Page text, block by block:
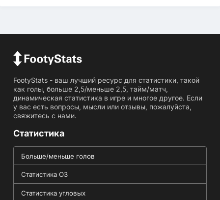
FootyStats - ваш лучший ресурс для статистики, такой
как голы, больше 2,5/меньше 2,5, тайм/матч,
динамическая статистика в игре и многое другое. Если
у вас есть вопросы, мысли или отзывы, пожалуйста,
свяжитесь с нами.
Статистика
Больше/меньше голов
Статистика ОЗ
Статистика угловых